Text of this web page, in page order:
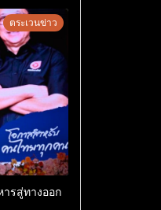
ตระเวนข่าว
ารสู่ทางออก